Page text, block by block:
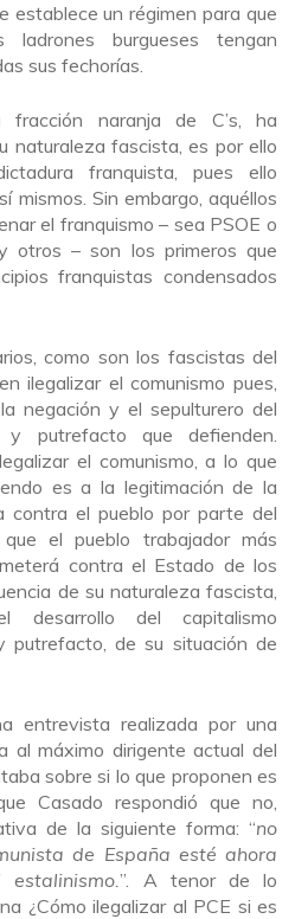
establece un régimen para que
burgueses tengan
sus fechorías.
naranja de C’s, ha
naturaleza fascista, es por ello
franquista, pues ello
mismos. Sin embargo, aquéllos
el franquismo – sea PSOE o
otros – son los primeros que
franquistas condensados
como son los fascistas del
ilegalizar el comunismo pues,
negación y el sepulturero del
y putrefacto que defienden.
el comunismo, a lo que
es a la legitimación de la
contra el pueblo por parte del
el pueblo trabajador más
contra el Estado de los
de su naturaleza fascista,
desarrollo del capitalismo
putrefacto, de su situación de
entrevista realizada por una
al máximo dirigente actual del
sobre si lo que proponen es
Casado respondió que no,
de la siguiente forma: “no
de España esté ahora
estalinismo.”. A tenor de lo
¿Cómo ilegalizar al PCE si es